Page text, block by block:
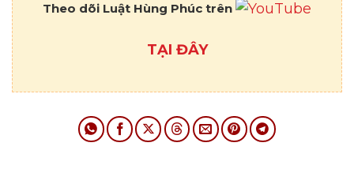
Theo dõi Luật Hùng Phúc trên
TẠI ĐÂY